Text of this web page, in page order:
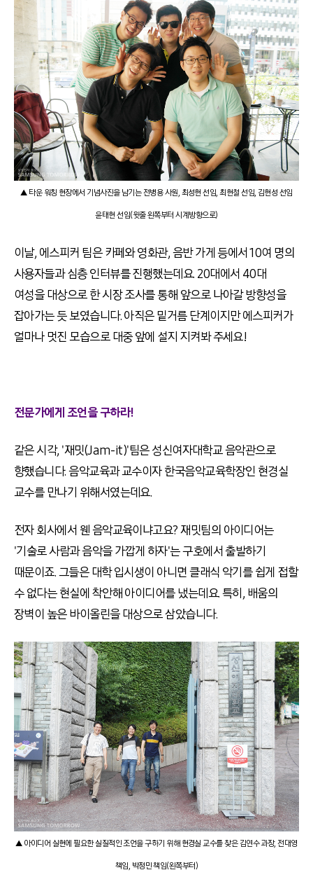
▲ 타운 워칭 현장에서 기념사진을 남기는 전병용 사원, 최성현 선임, 최현철 선임, 김현성 선임
윤태현 선임(윗줄 왼쪽부터 시계방향으로)
이날, 에스피커 팀은 카페와 영화관, 음반 가게 등에서 10여 명의
사용자들과 심층 인터뷰를 진행했는데요. 20대에서 40대
여성을 대상으로 한 시장 조사를 통해 앞으로 나아갈 방향성을
잡아가는 듯 보였습니다. 아직은 밑거름 단계이지만 에스피커가
얼마나 멋진 모습으로 대중 앞에 설지 지켜봐 주세요!
전문가에게 조언을 구하라!
같은 시각, '재밋(Jam-it)'팀은 성신여자대학교 음악관으로
향했습니다. 음악교육과 교수이자 한국음악교육학장인 현경실
교수를 만나기 위해서였는데요.
전자 회사에서 웬 음악교육이냐고요? 재밋팀의 아이디어는
'기술로 사람과 음악을 가깝게 하자'는 구호에서 출발하기
때문이죠. 그들은 대학 입시생이 아니면 클래식 악기를 쉽게 접할
수 없다는 현실에 착안해 아이디어를 냈는데요. 특히, 배움의
장벽이 높은 바이올린을 대상으로 삼았습니다.
▲ 아이디어 실현에 필요한 실질적인 조언을 구하기 위해 현경실 교수를 찾은 김연수 과장, 전대영
책임, 박정민 책임(왼쪽부터)